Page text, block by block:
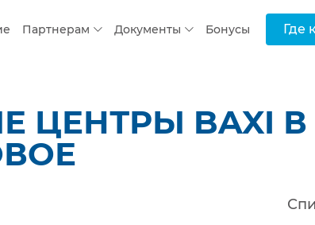
Партнерам Документы Бонусы Где
ЦЕНТРЫ BAXI В